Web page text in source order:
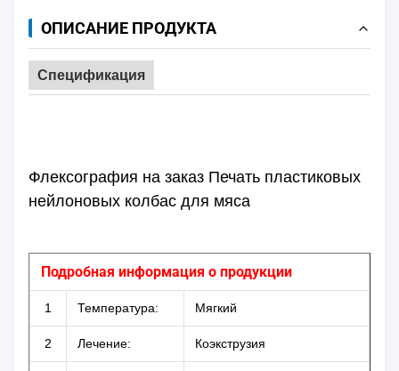
ОПИСАНИЕ ПРОДУКТА
Спецификация
Флексография на заказ Печать пластиковых
нейлоновых колбас для мяса
Подробная информация о продукции
1 Температура: Мягкий
2 Лечение: Коэкструзия